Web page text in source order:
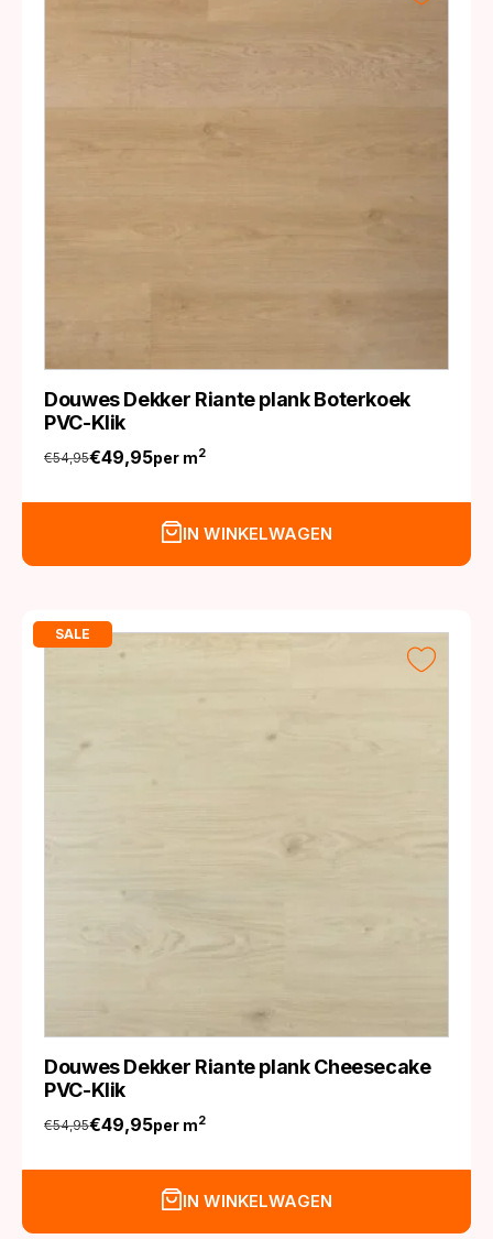
Douwes Dekker Riante plank Boterkoek
PVC-Klik
€54,95
Oorspronkelijke
prijs
€49,95
Huidige
prijs
per m2
IN WINKELWAGEN
SALE
Douwes Dekker Riante plank Cheesecake
PVC-Klik
€54,95
Oorspronkelijke
prijs
€49,95
Huidige
prijs
per m2
IN WINKELWAGEN